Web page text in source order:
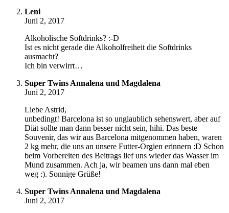
Leni
Juni 2, 2017
Alkoholische Softdrinks? :-D
Ist es nicht gerade die Alkoholfreiheit die Softdrinks
ausmacht?
Ich bin verwirrt…
Super Twins Annalena und Magdalena
Juni 2, 2017
Liebe Astrid,
unbedingt! Barcelona ist so unglaublich sehenswert, aber auf
Diät sollte man dann besser nicht sein, hihi. Das beste
Souvenir, das wir aus Barcelona mitgenommen haben, waren
2 kg mehr, die uns an unsere Futter-Orgien erinnern :D Schon
beim Vorbereiten des Beitrags lief uns wieder das Wasser im
Mund zusammen. Ach ja, wir beamen uns dann mal eben
weg :). Sonnige Grüße!
Super Twins Annalena und Magdalena
Juni 2, 2017